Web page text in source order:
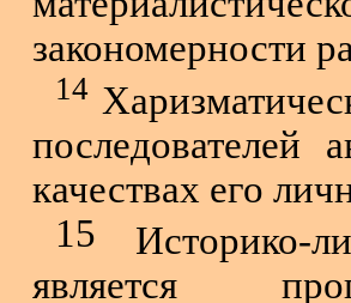
закономерности
14
последователей
качествах его
15 Историко-
является